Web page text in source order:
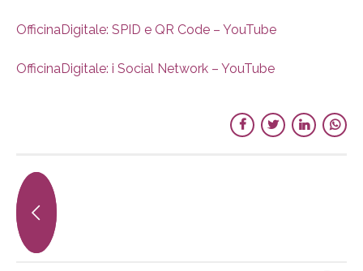
OfficinaDigitale: SPID e QR Code – YouTube
OfficinaDigitale: i Social Network – YouTube